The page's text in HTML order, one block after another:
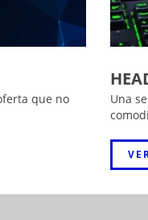
que no
Una